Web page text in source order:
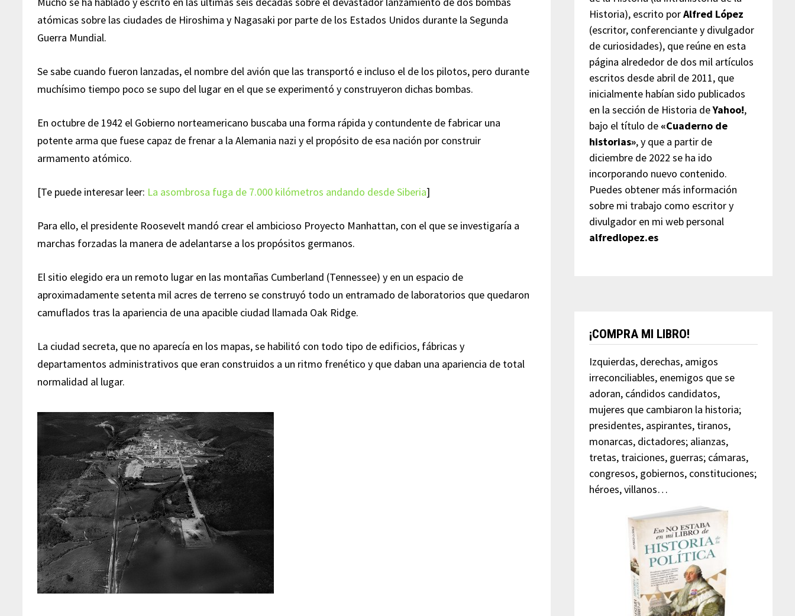
atómicas sobre las ciudades de Hiroshima y Nagasaki por parte de los Estados Unidos durante la Segunda
Guerra Mundial.
Se sabe cuando fueron lanzadas, el nombre del avión que las transportó e incluso el de los pilotos, pero durante
muchísimo tiempo poco se supo del lugar en el que se experimentó y construyeron dichas bombas.
En octubre de 1942 el Gobierno norteamericano buscaba una forma rápida y contundente de fabricar una
potente arma que fuese capaz de frenar a la Alemania nazi y el propósito de esa nación por construir
armamento atómico.
[Te puede interesar leer: La asombrosa fuga de 7.000 kilómetros andando desde Siberia]
Para ello, el presidente Roosevelt mandó crear el ambicioso Proyecto Manhattan, con el que se investigaría a
marchas forzadas la manera de adelantarse a los propósitos germanos.
El sitio elegido era un remoto lugar en las montañas Cumberland (Tennessee) y en un espacio de
aproximadamente setenta mil acres de terreno se construyó todo un entramado de laboratorios que quedaron
camuflados tras la apariencia de una apacible ciudad llamada Oak Ridge.
La ciudad secreta, que no aparecía en los mapas, se habilitó con todo tipo de edificios, fábricas y
departamentos administrativos que eran construidos a un ritmo frenético y que daban una apariencia de total
normalidad al lugar.
Historia), escrito porAlfred López
(escritor, conferenciante y divulgador
de curiosidades), que reúne en esta
página alrededor de dos mil artículos
escritos desde abril de 2011, que
inicialmente habían sido publicados
en la sección de Historia deYahoo!,
bajo el título de «Cuaderno de
historias», y que a partir de
diciembre de 2022 se ha ido
incorporando nuevo contenido.
Puedes obtener más información
sobre mi trabajo como escritor y
divulgador en mi web personal
alfredlopez.es
¡COMPRA MI LIBRO!
Izquierdas, derechas, amigos
irreconciliables, enemigos que se
adoran, cándidos candidatos,
mujeres que cambiaron la historia;
presidentes, aspirantes, tiranos,
monarcas, dictadores; alianzas,
tretas, traiciones, guerras; cámaras,
congresos, gobiernos, constituciones;
héroes, villanos…